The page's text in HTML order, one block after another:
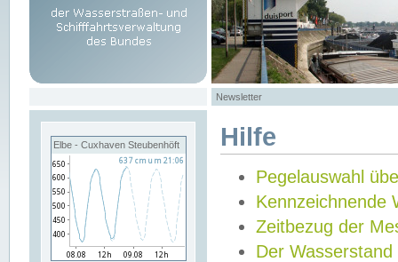
Newsletter
Elbe - Cuxhaven Steubenhöft Hilfe
Pegelauswahl
Kennzeichnende
Zeitbezug der
Der Wasserstand